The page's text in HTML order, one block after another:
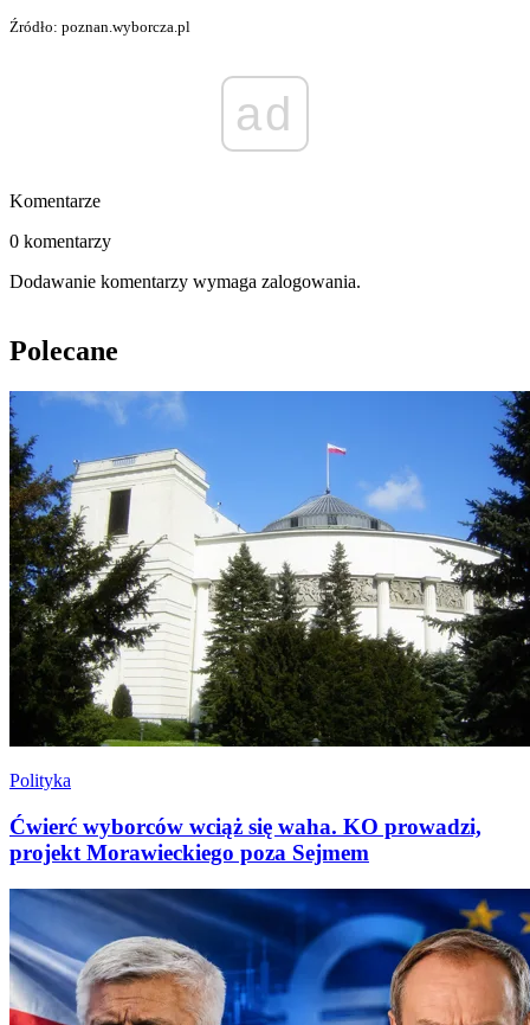
Źródło: poznan.wyborcza.pl
ad
Komentarze
0 komentarzy
Dodawanie komentarzy wymaga zalogowania.
Polecane
Polityka
Ćwierć wyborców wciąż się waha. KO prowadzi,
projekt Morawieckiego poza Sejmem